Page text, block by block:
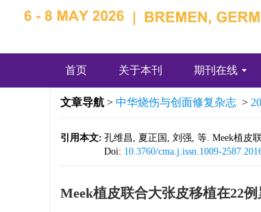
首页 关于本刊 期刊在线
文章导航 > 中华烧伤与创面修复杂志 >
引用本文: 孔维昌, 夏正国, 刘强, 等. Meek植皮
Doi: 10.3760/cma.j.issn.1009-
Meek植皮联合大张皮移植在22